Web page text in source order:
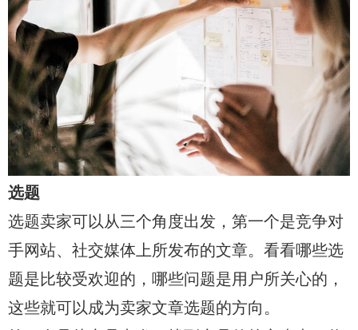
选题
选题卖家可以从三个角度出发，第一个是竞争对
手网站、社交媒体上所发布的文章。看看哪些选
题是比较受欢迎的，哪些问题是用户所关心的，
这些就可以成为卖家文章选题的方向。